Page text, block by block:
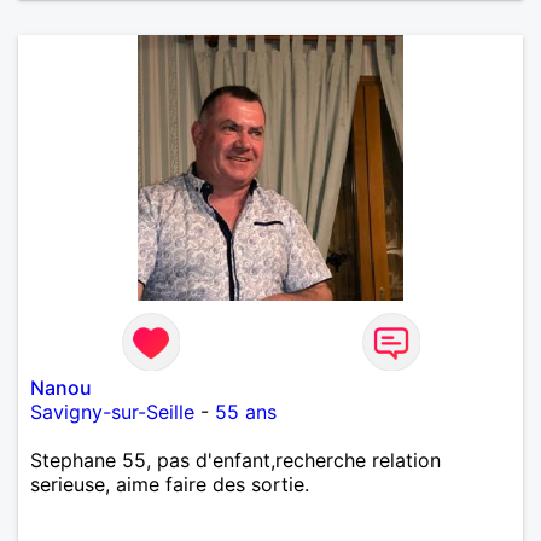
Nanou
Savigny-sur-Seille - 55 ans
Stephane 55, pas d'enfant,recherche relation
serieuse, aime faire des sortie.